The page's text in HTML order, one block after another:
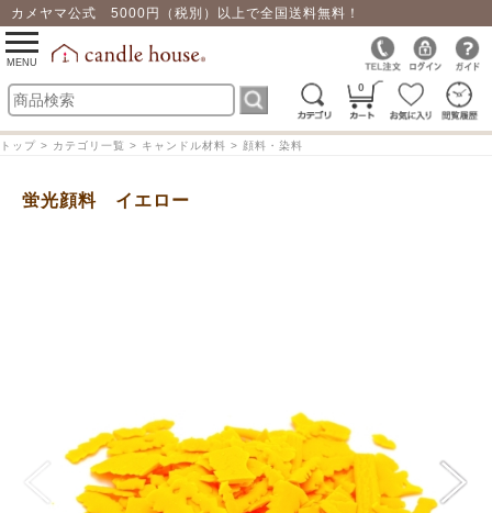
カメヤマ公式 5000円（税別）以上で全国送料無料！
0
toggle
navigation
MENU
トップ > カテゴリ一覧 > キャンドル材料 > 顔料・染料
蛍光顔料 イエロー